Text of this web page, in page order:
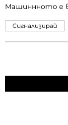
Машиннното е
Сигнализирай